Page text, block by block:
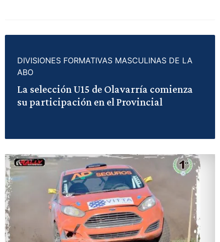
DIVISIONES FORMATIVAS MASCULINAS DE LA
ABO
La selección U15 de Olavarría comienza
su participación en el Provincial